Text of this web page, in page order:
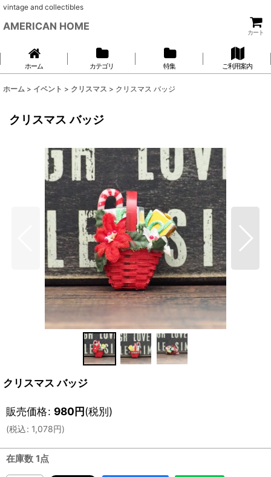
vintage and collectibles
AMERICAN HOME
カート
ホーム カテゴリ 特集 ご利用案内
ホーム > イベント > クリスマス > クリスマス バッジ
クリスマス バッジ
クリスマス バッジ
販売価格: 980円(税別)
(税込: 1,078円)
在庫数 1点